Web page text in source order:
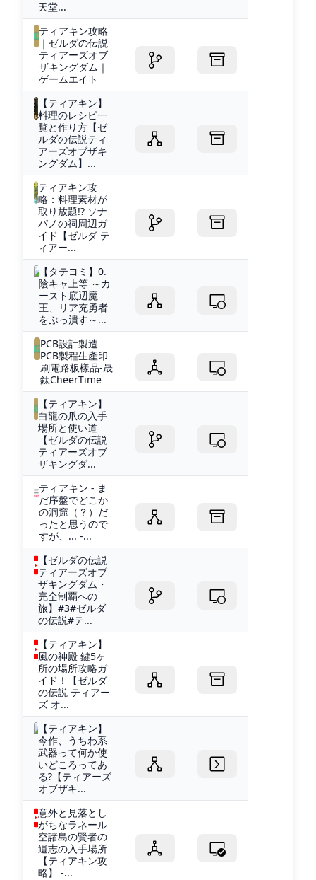
天堂...
ティアキン攻略
｜ゼルダの伝説
ティアーズオブ
ザキングダム｜
ゲームエイト
【ティアキン】
料理のレシピ一
覧と作り方【ゼ
ルダの伝説ティ
アーズオブザキ
ングダム】...
ティアキン攻
略：料理素材が
取り放題!? ソナ
パノの祠周辺ガ
イド【ゼルダ テ
ィアー...
【タテヨミ】0.
陰キャ上等 ～カ
ースト底辺魔
王、リア充勇者
をぶっ潰す～...
PCB設計製造
PCB製程生產印
刷電路板樣品-晟
鈦CheerTime
【ティアキン】
白龍の爪の入手
場所と使い道
【ゼルダの伝説
ティアーズオブ
ザキングダ...
ティアキン - ま
だ序盤でどこか
の洞窟（？）だ
ったと思うので
すが、... -...
【ゼルダの伝説
ティアーズオブ
ザキングダム・
完全制覇への
旅】#3#ゼルダ
の伝説#テ...
【ティアキン】
風の神殿 鍵5ヶ
所の場所攻略ガ
イド！【ゼルダ
の伝説 ティアー
ズ オ...
【ティアキン】
今作、うちわ系
武器って何か使
いどころってあ
る?【ティアーズ
オブザキ...
意外と見落とし
がちなラネール
空諸島の賢者の
遺志の入手場所
【ティアキン攻
略】 -...